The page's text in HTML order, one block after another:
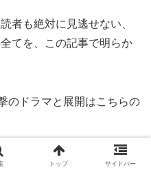
者も絶対に見逃せない、
てを、この記事で明らか
のドラマと展開はこちらの
が面白くなってきた今、絶対に押
トップ サイドバー